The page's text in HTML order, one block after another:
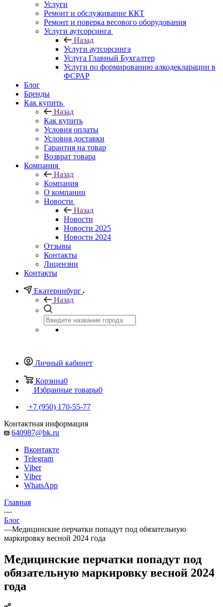
Услуги
Ремонт и обслуживание ККТ
Ремонт и поверка весового оборудования
Услуги аутсорсинга
Назад
Услуги аутсорсинга
Услуга Главный Бухгалтер
Услуги по формированию алкодекларации в
ФСРАР
Блог
Бренды
Как купить
Назад
Как купить
Условия оплаты
Условия доставки
Гарантия на товар
Возврат товара
Компания
Назад
Компания
О компании
Новости
Назад
Новости
Новости 2025
Новости 2024
Отзывы
Контакты
Лицензии
Контакты
Екатеринбург
Назад
Личный кабинет
Корзина0
Избранные товары0
+7 (950) 170-55-77
Контактная информация
640987@bk.ru
Вконтакте
Telegram
Viber
Viber
WhatsApp
Главная
—
Блог
—Медицинские перчатки попадут под обязательную
маркировку весной 2024 года
Медицинские перчатки попадут под
обязательную маркировку весной 2024
года